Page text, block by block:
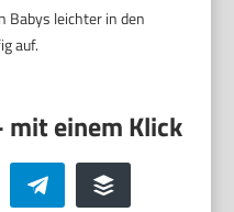
Babys leichter in den
auf.
Telegram Buffer